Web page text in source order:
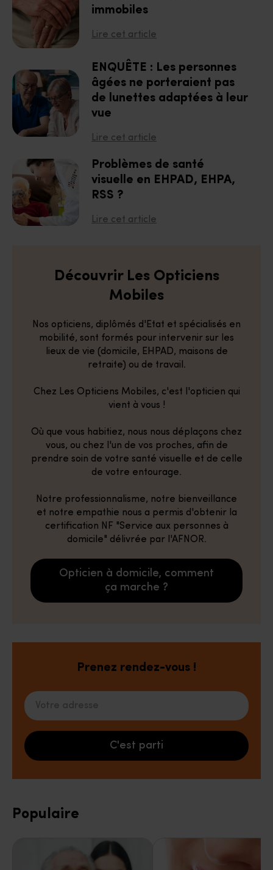
immobiles
Lire cet article
ENQUÊTE : Les personnes
âgées ne porteraient pas
de lunettes adaptées à leur
vue
Lire cet article
Problèmes de santé
visuelle en EHPAD, EHPA,
RSS ?
Lire cet article
Découvrir Les Opticiens
Mobiles
Nos opticiens, diplômés d'Etat et spécialisés en
mobilité, sont formés pour intervenir sur les
lieux de vie (domicile, EHPAD, maisons de
retraite) ou de travail.
Chez Les Opticiens Mobiles, c'est l'opticien qui
vient à vous !
Où que vous habitiez, nous nous déplaçons chez
vous, ou chez l'un de vos proches, afin de
prendre soin de votre santé visuelle et de celle
de votre entourage.
Notre professionnalisme, notre bienveillance
et notre empathie nous a permis d'obtenir la
certification NF "Service aux personnes à
domicile" délivrée par l'AFNOR.
Opticien à domicile, comment
ça marche ?
Prenez rendez-vous !
C'est parti
Populaire